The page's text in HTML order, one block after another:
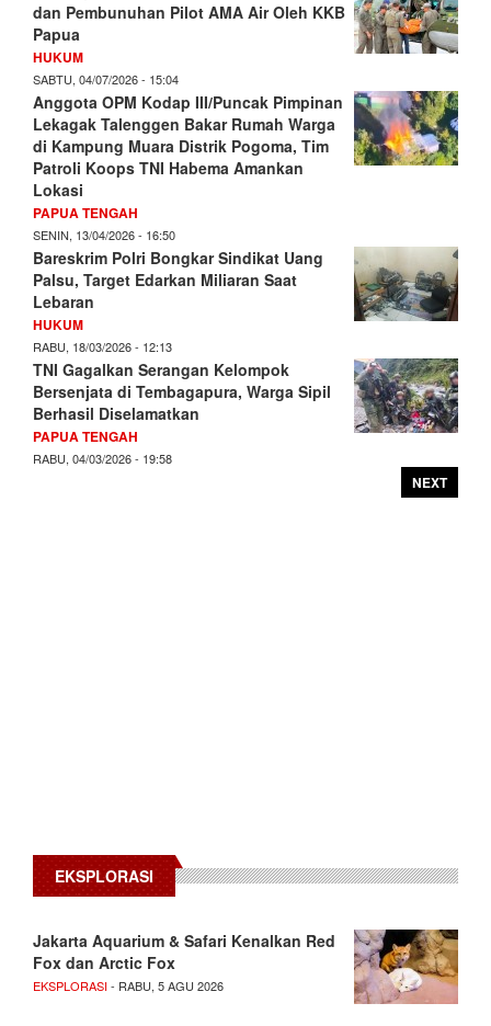
dan Pembunuhan Pilot AMA Air Oleh KKB
Papua
HUKUM
SABTU, 04/07/2026 - 15:04
Anggota OPM Kodap III/Puncak Pimpinan
Lekagak Talenggen Bakar Rumah Warga
di Kampung Muara Distrik Pogoma, Tim
Patroli Koops TNI Habema Amankan
Lokasi
PAPUA TENGAH
SENIN, 13/04/2026 - 16:50
Bareskrim Polri Bongkar Sindikat Uang
Palsu, Target Edarkan Miliaran Saat
Lebaran
HUKUM
RABU, 18/03/2026 - 12:13
TNI Gagalkan Serangan Kelompok
Bersenjata di Tembagapura, Warga Sipil
Berhasil Diselamatkan
PAPUA TENGAH
RABU, 04/03/2026 - 19:58
NEXT
EKSPLORASI
Jakarta Aquarium & Safari Kenalkan Red
Fox dan Arctic Fox
EKSPLORASI- RABU, 5 AGU 2026